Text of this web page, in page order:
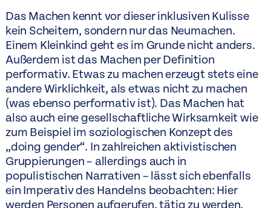
Das Machen kennt vor dieser inklusiven Kulisse
kein Scheitern, sondern nur das Neumachen.
Einem Kleinkind geht es im Grunde nicht anders.
Außerdem ist das Machen per Definition
performativ. Etwas zu machen erzeugt stets eine
andere Wirklichkeit, als etwas nicht zu machen
(was ebenso performativ ist). Das Machen hat
also auch eine gesellschaftliche Wirksamkeit wie
zum Beispiel im soziologischen Konzept des
„doing gender“. In zahlreichen aktivistischen
Gruppierungen – allerdings auch in
populistischen Narrativen – lässt sich ebenfalls
ein Imperativ des Handelns beobachten: Hier
werden Personen aufgerufen, tätig zu werden,